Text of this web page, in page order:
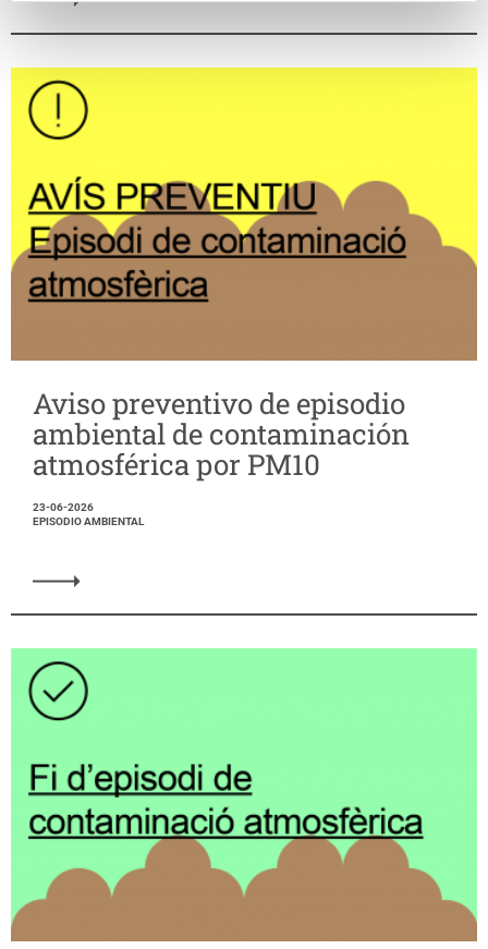
Aviso preventivo de episodio
ambiental de contaminación
atmosférica por PM10
23-06-2026
EPISODIO AMBIENTAL